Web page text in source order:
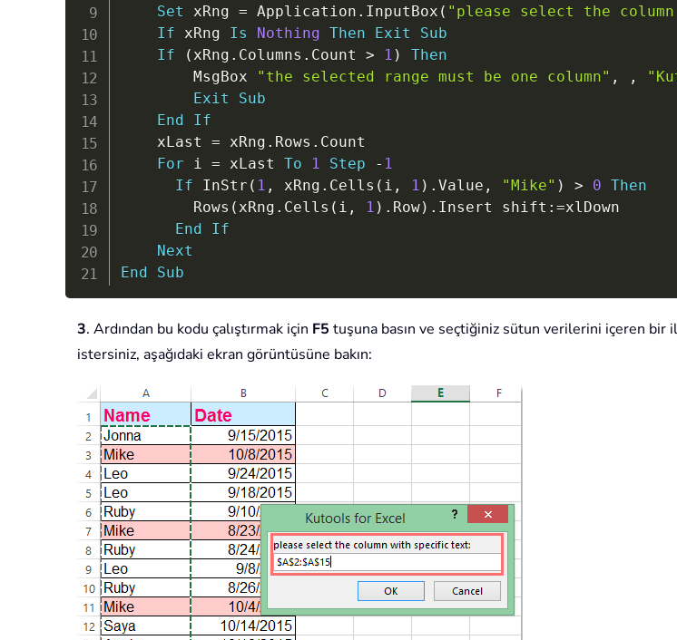
Set xRng = Application . InputBox ( "please select the
If xRng Is Nothing Then Exit
Sub
If
( xRng . Columns . Count > 1 )
Then
        MsgBox
"the selected range must be one column" , ,
Exit
Sub
End
If
    xLast
= xRng . Rows . Count
For i = xLast To 1 Step - 1
If InStr ( 1 , xRng . Cells ( i , 1 ) . Value , "Mike" ) > 0 Then
        Rows
( xRng . Cells ( i , 1 ) . Row) . Insert shift : =xlDown
End
If
Next
End
Sub
3. Ardından bu kodu çalıştırmak için F5 tuşuna basın ve seçtiğiniz sütun verilerini içeren
istersiniz, aşağıdaki ekran görüntüsüne bakın: